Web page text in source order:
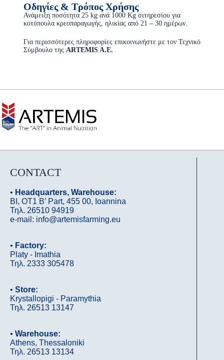
Οδηγίες & Τρόπος Χρήσης
Ανάμειξη ποσότητα 25 kg ανά 1000 Kg σιτηρεσίου για
κοτόπουλα κρεοπαραγωγής, ηλικίας από 21 – 30 ημέρων.
Για περισσότερες πληροφορίες επικοινωνήστε με τον Τεχνικό
Σύμβουλο της ARTEMISA.E.
CONTACT
• Headquarters, Warehouse:
ΒΙ, OΤ1 B’ Part, 455 00, Ioannina
Τηλ. 26510 94919
e-mail: info@artemisfarming.eu
• Factory:
Platy - Imathia
Τηλ. 2333 305478
• Store:
Krystallopigi - Paramythia
Τηλ. 26513 13147
• Warehouse:
Athens, Thessaloniki
Τηλ. 26513 13134